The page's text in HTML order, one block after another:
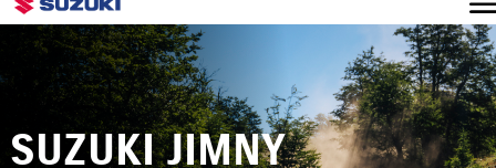
SUZUKI JIMNY